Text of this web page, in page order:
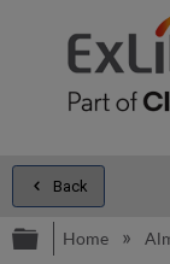
Back
Home